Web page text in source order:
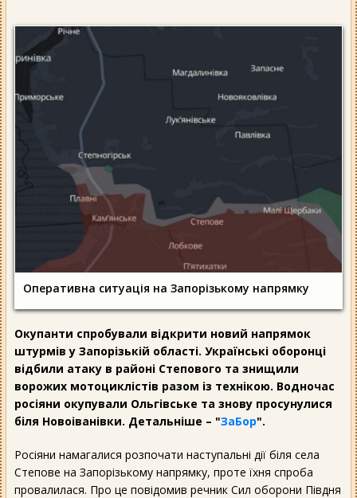
Оперативна ситуація на Запорізькому напрямку
Окупанти спробували відкрити новий напрямок
штурмів у Запорізькій області. Українські оборонці
відбили атаку в районі Степового та знищили
ворожих мотоциклістів разом із технікою. Водночас
росіяни окупували Ольгівське та знову просунулися
біля Новоіванівки. Детальніше – "ЗаБор".
Росіяни намагалися розпочати наступальні дії біля села
Степове на Запорізькому напрямку, проте їхня спроба
провалилася. Про це повідомив речник Сил оборони Півдня